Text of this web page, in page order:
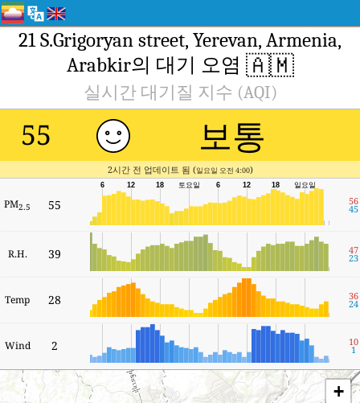
21 S.Grigoryan street, Yerevan, Armenia,
Arabkir의 대기 오염 🇦🇲
실시간 대기질 지수 (AQI)
55 보통
2시간 전 업데이트 됨 (일요일 오전 4:00)
PM2.5 55
일요일
18
12
6
토요일
18
12
6
56
45
R.H. 39 47
23
Temp 28 36
24
Wind 2 10
1
+